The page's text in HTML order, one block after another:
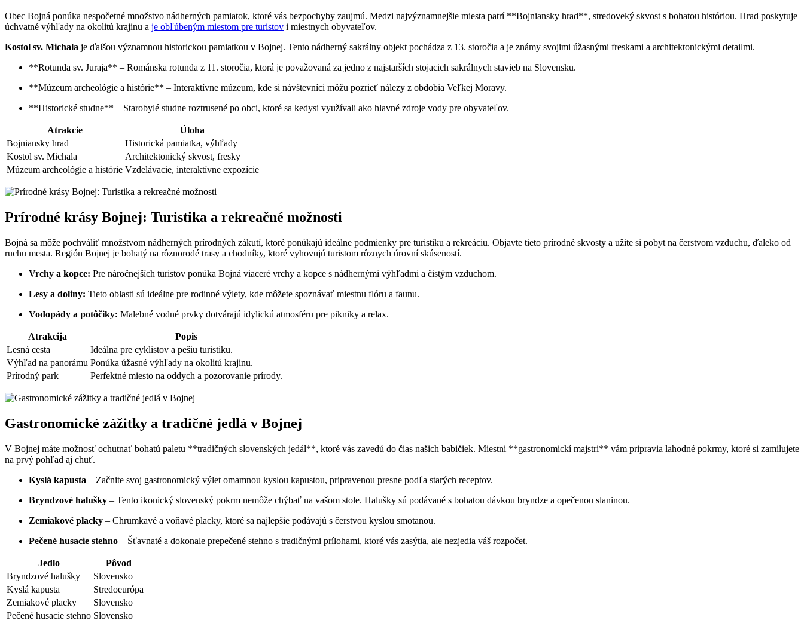
Obec Bojná ponúka nespočetné množstvo nádherných pamiatok, ktoré vás bezpochyby zaujmú. Medzi najvýznamnejšie miesta patrí **Bojniansky hrad**, stredoveký skvost s bohatou históriou. Hrad poskytuje
úchvatné výhľady na okolitú krajinu a je obľúbeným miestom pre turistov i miestnych obyvateľov.
Kostol sv. Michala je ďalšou významnou historickou pamiatkou v Bojnej. Tento nádherný sakrálny objekt pochádza z 13. storočia a je známy svojimi úžasnými freskami a architektonickými detailmi.
**Rotunda sv. Juraja** – Románska rotunda z 11. storočia, ktorá je považovaná za jedno z najstarších stojacich sakrálnych stavieb na Slovensku.
**Múzeum archeológie a histórie** – Interaktívne múzeum, kde si návštevníci môžu pozrieť nálezy z obdobia Veľkej Moravy.
**Historické studne** – Starobylé studne roztrusené po obci, ktoré sa kedysi využívali ako hlavné zdroje vody pre obyvateľov.
Atrakcie
Úloha
Bojniansky hrad
Historická pamiatka, výhľady
Kostol sv. Michala
Architektonický skvost, fresky
Múzeum archeológie a histórie Vzdelávacie, interaktívne expozície
Prírodné krásy Bojnej: Turistika a rekreačné možnosti
Bojná sa môže pochváliť množstvom nádherných prírodných zákutí, ktoré ponúkajú ideálne podmienky pre turistiku a rekreáciu. Objavte tieto prírodné skvosty a užite si pobyt na čerstvom vzduchu, ďaleko od
ruchu mesta. Región Bojnej je bohatý na rôznorodé trasy a chodníky, ktoré vyhovujú turistom rôznych úrovní skúseností.
Vrchy a kopce: Pre náročnejších turistov ponúka Bojná viaceré vrchy a kopce s nádhernými výhľadmi a čistým vzduchom.
Lesy a doliny: Tieto oblasti sú ideálne pre rodinné výlety, kde môžete spoznávať miestnu flóru a faunu.
Vodopády a potôčiky: Malebné vodné prvky dotvárajú idylickú atmosféru pre pikniky a relax.
Atrakcija
Popis
Lesná cesta
Ideálna pre cyklistov a pešiu turistiku.
Výhľad na panorámu Ponúka úžasné výhľady na okolitú krajinu.
Prírodný park
Perfektné miesto na oddych a pozorovanie prírody.
Gastronomické zážitky a tradičné jedlá v Bojnej
V Bojnej máte možnosť ochutnať bohatú paletu **tradičných slovenských jedál**, ktoré vás zavedú do čias našich babičiek. Miestni **gastronomickí majstri** vám pripravia lahodné pokrmy, ktoré si zamilujete
na prvý pohľad aj chuť.
Kyslá kapusta – Začnite svoj gastronomický výlet omamnou kyslou kapustou, pripravenou presne podľa starých receptov.
Bryndzové halušky – Tento ikonický slovenský pokrm nemôže chýbať na vašom stole. Halušky sú podávané s bohatou dávkou bryndze a opečenou slaninou.
Zemiakové placky – Chrumkavé a voňavé placky, ktoré sa najlepšie podávajú s čerstvou kyslou smotanou.
Pečené husacie stehno – Šťavnaté a dokonale prepečené stehno s tradičnými prílohami, ktoré vás zasýtia, ale nezjedia váš rozpočet.
Jedlo
Pôvod
Bryndzové halušky
Slovensko
Kyslá kapusta
Stredoeurópa
Zemiakové placky
Slovensko
Pečené husacie stehno Slovensko